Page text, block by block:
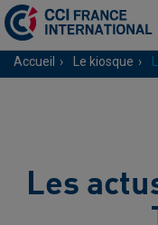
Accueil Le kiosque
Les